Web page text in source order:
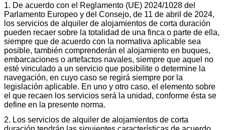
1. De acuerdo con el Reglamento (UE) 2024/1028 del
Parlamento Europeo y del Consejo, de 11 de abril de 2024,
los servicios de alquiler de alojamientos de corta duración
pueden recaer sobre la totalidad de una finca o parte de ella,
siempre que de acuerdo con la normativa aplicable sea
posible, también comprenderán el alojamiento en buques,
embarcaciones o artefactos navales, siempre que aquel no
esté vinculado a un servicio que posibilite o determine la
navegación, en cuyo caso se regirá siempre por la
legislación aplicable. En uno y otro caso, el elemento sobre
el que recaen los servicios será la unidad, conforme ésta se
define en la presente norma.
2. Los servicios de alquiler de alojamientos de corta